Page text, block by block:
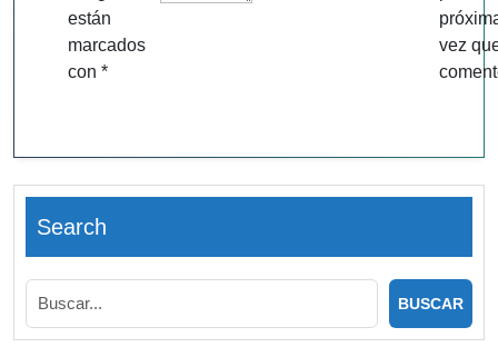
están
marcados
con *
vez
Search